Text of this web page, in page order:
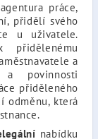
práce,
přidělí svého
u uživatele.
a
povinnosti
přiděleného
odměnu, která
nabídku